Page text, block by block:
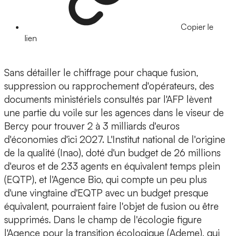
Copier le
lien
Sans détailler le chiffrage pour chaque fusion,
suppression ou rapprochement d'opérateurs, des
documents ministériels consultés par l'AFP lèvent
une partie du voile sur les agences dans le viseur de
Bercy pour trouver 2 à 3 milliards d'euros
d'économies d'ici 2027. L'Institut national de l'origine
de la qualité (Inao), doté d'un budget de 26 millions
d'euros et de 233 agents en équivalent temps plein
(EQTP), et l'Agence Bio, qui compte un peu plus
d'une vingtaine d'EQTP avec un budget presque
équivalent, pourraient faire l'objet de fusion ou être
supprimés. Dans le champ de l'écologie figure
l'Agence pour la transition écologique (Ademe), qui